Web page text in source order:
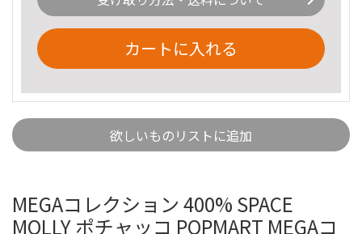
カートに入れる
欲しいものリストに追加
MEGAコレクション 400% SPACE
MOLLY ポチャッコ POPMART MEGAコ